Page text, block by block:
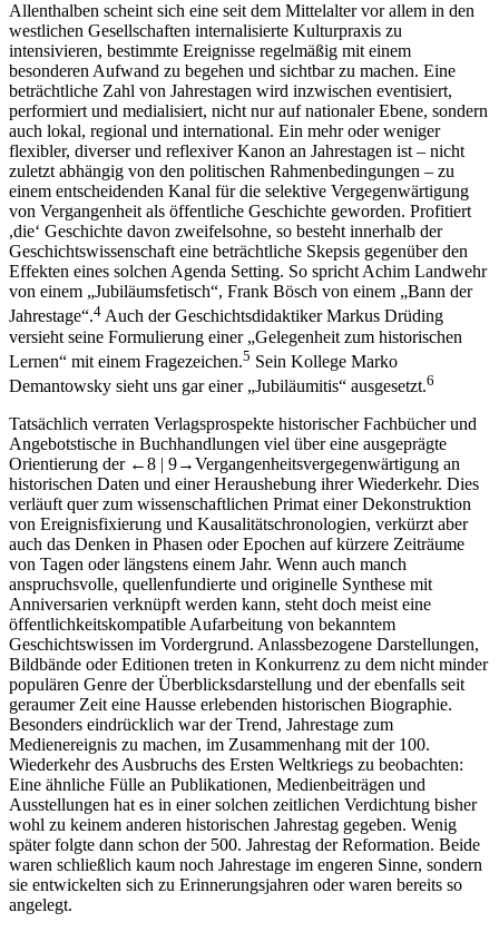
Allenthalben scheint sich eine seit dem Mittelalter vor allem in den
westlichen Gesellschaften internalisierte Kulturpraxis zu
intensivieren, bestimmte Ereignisse regelmäßig mit einem
besonderen Aufwand zu begehen und sichtbar zu machen. Eine
beträchtliche Zahl von Jahrestagen wird inzwischen eventisiert,
performiert und medialisiert, nicht nur auf nationaler Ebene, sondern
auch lokal, regional und international. Ein mehr oder weniger
flexibler, diverser und reflexiver Kanon an Jahrestagen ist – nicht
zuletzt abhängig von den politischen Rahmenbedingungen – zu
einem entscheidenden Kanal für die selektive Vergegenwärtigung
von Vergangenheit als öffentliche Geschichte geworden. Profitiert
,die‘ Geschichte davon zweifelsohne, so besteht innerhalb der
Geschichtswissenschaft eine beträchtliche Skepsis gegenüber den
Effekten eines solchen Agenda Setting. So spricht Achim Landwehr
von einem „Jubiläumsfetisch“, Frank Bösch von einem „Bann der
Jahrestage“.4 Auch der Geschichtsdidaktiker Markus Drüding
versieht seine Formulierung einer „Gelegenheit zum historischen
Lernen“ mit einem Fragezeichen.5 Sein Kollege Marko
Demantowsky sieht uns gar einer „Jubiläumitis“ ausgesetzt.6
Tatsächlich verraten Verlagsprospekte historischer Fachbücher und
Angebotstische in Buchhandlungen viel über eine ausgeprägte
Orientierung der ←8 | 9→Vergangenheitsvergegenwärtigung an
historischen Daten und einer Heraushebung ihrer Wiederkehr. Dies
verläuft quer zum wissenschaftlichen Primat einer Dekonstruktion
von Ereignisfixierung und Kausalitätschronologien, verkürzt aber
auch das Denken in Phasen oder Epochen auf kürzere Zeiträume
von Tagen oder längstens einem Jahr. Wenn auch manch
anspruchsvolle, quellenfundierte und originelle Synthese mit
Anniversarien verknüpft werden kann, steht doch meist eine
öffentlichkeitskompatible Aufarbeitung von bekanntem
Geschichtswissen im Vordergrund. Anlassbezogene Darstellungen,
Bildbände oder Editionen treten in Konkurrenz zu dem nicht minder
populären Genre der Überblicksdarstellung und der ebenfalls seit
geraumer Zeit eine Hausse erlebenden historischen Biographie.
Besonders eindrücklich war der Trend, Jahrestage zum
Medienereignis zu machen, im Zusammenhang mit der 100.
Wiederkehr des Ausbruchs des Ersten Weltkriegs zu beobachten:
Eine ähnliche Fülle an Publikationen, Medienbeiträgen und
Ausstellungen hat es in einer solchen zeitlichen Verdichtung bisher
wohl zu keinem anderen historischen Jahrestag gegeben. Wenig
später folgte dann schon der 500. Jahrestag der Reformation. Beide
waren schließlich kaum noch Jahrestage im engeren Sinne, sondern
sie entwickelten sich zu Erinnerungsjahren oder waren bereits so
angelegt.